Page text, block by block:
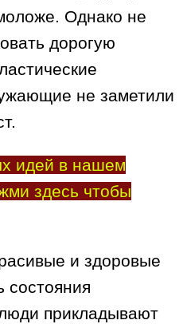
Однако не
дорогую
не заметили
идей в нашем
здесь чтобы
и здоровые
состояния
прикладывают